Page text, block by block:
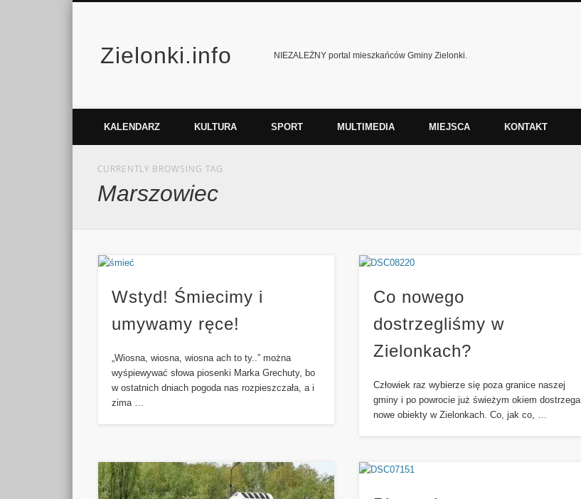
Zielonki.info NIEZALEŻNY portal mieszkańców Gminy Zielonki.
FacebookVimeo
KALENDARZ KULTURA SPORT MULTIMEDIA MIEJSCA KONTAKT
CURRENTLY BROWSING TAG
Marszowiec
Wstyd! Śmiecimy i
umywamy ręce!
„Wiosna, wiosna, wiosna ach to ty..” można
wyśpiewywać słowa piosenki Marka Grechuty, bo
w ostatnich dniach pogoda nas rozpieszczała, a i
zima …
Co nowego
dostrzegliśmy w
Zielonkach?
Człowiek raz wybierze się poza granice naszej
gminy i po powrocie już świeżym okiem dostrzega
nowe obiekty w Zielonkach. Co, jak co, …